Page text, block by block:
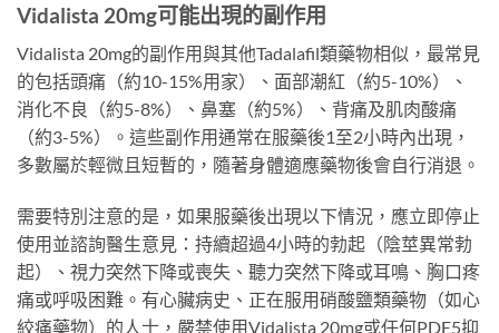
Vidalista 20mg可能出現的副作用
Vidalista 20mg的副作用與其他Tadalafil類藥物相似，最常見
的包括頭痛（約10-15%用家）、面部潮紅（約5-10%）、
消化不良（約5-8%）、鼻塞（約5%）、背痛及肌肉酸痛
（約3-5%）。這些副作用通常在服藥後1至2小時內出現，
多數屬於輕微且短暫的，隨著身體適應藥物後會自行消退。
需要特別注意的是，如果服藥後出現以下情況，應立即停止
使用並諮詢醫生意見：持續超過4小時的勃起（陰莖異常勃
起）、視力突然下降或喪失、聽力突然下降或耳鳴、胸口疼
痛或呼吸困難。有心臟病史、正在服用硝酸鹽類藥物（如心
絞痛藥物）的人士，嚴禁使用Vidalista 20mg或任何PDE5抑